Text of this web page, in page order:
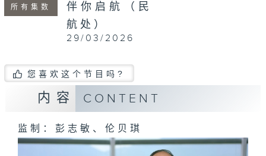
所有集数
伴你启航（民
航处）
29/03/2026
您喜欢这个节目吗?
内容 CONTENT
监制：彭志敏、伦贝琪